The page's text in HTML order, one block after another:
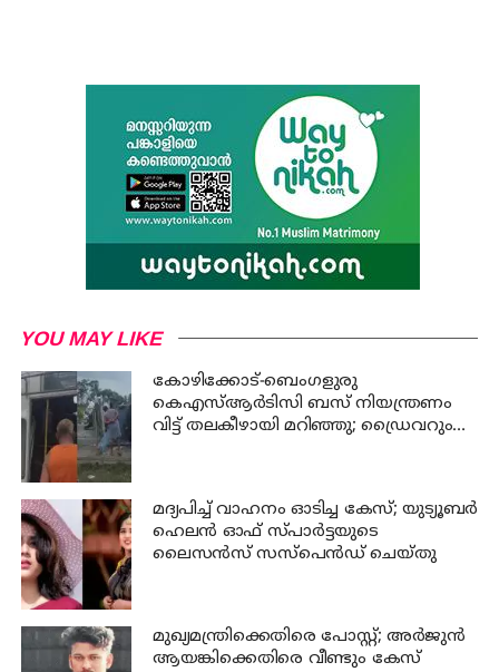
YOU MAY LIKE
കോഴിക്കോട്-ബെംഗളുരു
കെഎസ്ആര്‍ടിസി ബസ് നിയന്ത്രണം
വിട്ട് തലകീഴായി മറിഞ്ഞു; ഡ്രൈവറും
മദ്യപിച്ച് വാഹനം ഓടിച്ച കേസ്; യുട്യൂബര്‍
ഹെലന്‍ ഓഫ് സ്പാര്‍ട്ടയുടെ
ലൈസന്‍സ് സസ്പെന്‍ഡ് ചെയ്തു
മുഖ്യമന്ത്രിക്കെതിരെ പോസ്റ്റ്; അര്‍ജുന്‍
ആയങ്കിക്കെതിരെ വീണ്ടും കേസ്